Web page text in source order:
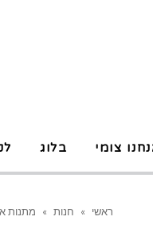
צומי בלוג
ראשי » חנות » מתנות